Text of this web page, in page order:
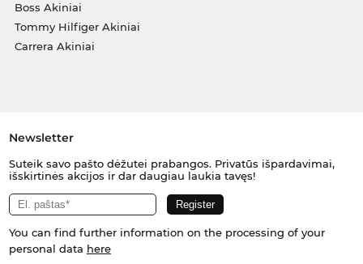
Boss Akiniai
Tommy Hilfiger Akiniai
Carrera Akiniai
Newsletter
Suteik savo pašto dėžutei prabangos. Privatūs išpardavimai,
išskirtinės akcijos ir dar daugiau laukia tavęs!
You can find further information on the processing of your
personal data here